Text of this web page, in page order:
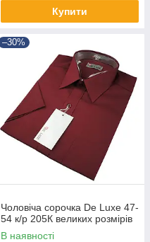
Купити
–30%
Чоловіча сорочка De Luxe 47-
54 к/р 205К великих розмірів
В наявності